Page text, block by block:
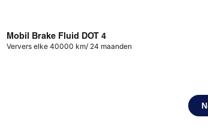
Mobil Brake Fluid DOT 4
Ververs elke 40000 km/ 24 maanden